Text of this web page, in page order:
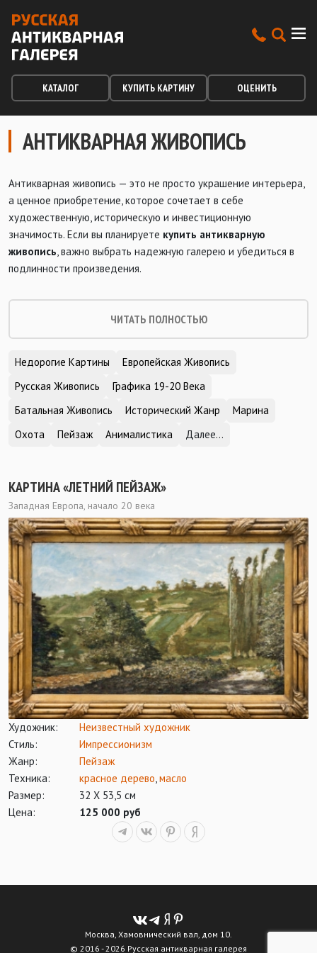
КАТАЛОГ КУПИТЬ КАРТИНУ ОЦЕНИТЬ
АНТИКВАРНАЯ ЖИВОПИСЬ
Антикварная живопись — это не просто украшение интерьера,
а ценное приобретение, которое сочетает в себе
художественную, историческую и инвестиционную
значимость. Если вы планируете купить антикварную
живопись, важно выбрать надежную галерею и убедиться в
подлинности произведения.
ЧИТАТЬ ПОЛНОСТЬЮ
Недорогие Картины
Европейская Живопись
Русская Живопись
Графика 19-20 Века
Батальная Живопись
Исторический Жанр
Марина
Охота
Пейзаж Анималистика Далее...
КАРТИНА «ЛЕТНИЙ ПЕЙЗАЖ»
Западная Европа, начало 20 века
Художник:
Неизвестный художник
Стиль:
Импрессионизм
Жанр:
Пейзаж
Техника:
красное дерево,масло
Размер:
32 Х 53,5 см
Цена:
125 000 руб
Москва, Хамовнический вал, дом 10.
© 2016 - 2026 Русская антикварная галерея